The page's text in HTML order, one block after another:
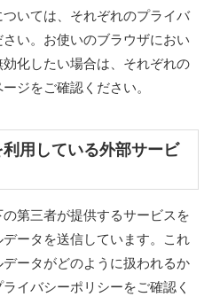
いては、それぞれのプライバ
い。お使いのブラウザにおい
化したい場合は、それぞれの
ジをご確認ください。
用している外部サービ
第三者が提供するサービスを
ータを送信しています。これ
ータがどのように扱われるか
イバシーポリシーをご確認く